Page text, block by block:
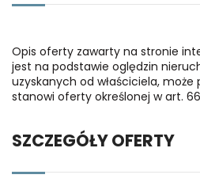
Opis oferty zawarty na stronie
jest na podstawie oględzin
uzyskanych od właściciela,
stanowi oferty określonej w art.
SZCZEGÓŁY OFERTY